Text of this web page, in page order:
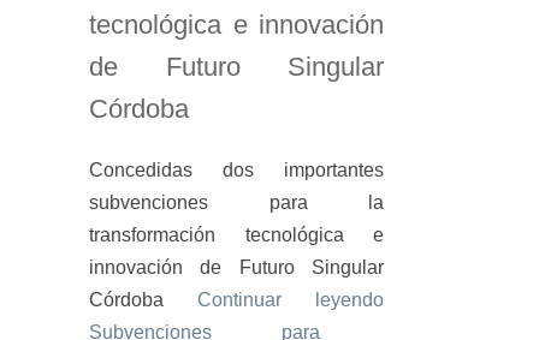
tecnológica e innovación
de Futuro Singular
Córdoba
Concedidas dos importantes
subvenciones para la
transformación tecnológica e
innovación de Futuro Singular
Córdoba Continuar leyendo
Subvenciones para